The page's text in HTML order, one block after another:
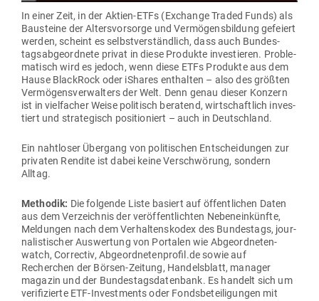
In einer Zeit, in der Aktien-ETFs (Exchange Traded Funds) als
Bau­steine der Alters­vor­sorge und Ver­mö­gens­bildung gefeiert
werden, scheint es selbst­ver­ständlich, dass auch Bun­des­
tags­ab­ge­ordnete privat in diese Pro­dukte inves­tieren. Pro­ble­
ma­tisch wird es jedoch, wenn diese ETFs Pro­dukte aus dem
Hause BlackRock oder iShares ent­halten – also des größten
Ver­mö­gens­ver­walters der Welt. Denn genau dieser Konzern
ist in viel­facher Weise poli­tisch beratend, wirt­schaftlich inves­
tiert und stra­te­gisch posi­tio­niert – auch in Deutschland.
Ein naht­loser Übergang von poli­ti­schen Ent­schei­dungen zur
pri­vaten Rendite ist dabei keine Ver­schwörung, sondern
Alltag.
Methodik: Die fol­gende Liste basiert auf öffent­lichen Daten
aus dem Ver­zeichnis der ver­öf­fent­lichten Neben­ein­künfte,
Mel­dungen nach dem Ver­hal­tens­kodex des Bun­destags, jour­
na­lis­ti­scher Aus­wertung von Por­talen wie Abge­ord­ne­ten­
watch, Cor­rectiv, Abgeordnetenprofil.de sowie auf
Recherchen der Börsen-Zeitung, Han­dels­blatt, manager
magazin und der Bun­des­tags­da­tenbank. Es handelt sich um
veri­fi­zierte ETF-Invest­ments oder Fonds­be­tei­li­gungen mit